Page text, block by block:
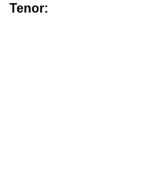
Tenor: